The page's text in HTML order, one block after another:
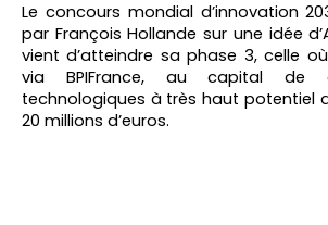
Le concours mondial d’innovation
par François Hollande sur une idée
vient d’atteindre sa phase 3, celle
via BPIFrance, au capital de
technologiques à très haut potentiel
20 millions d’euros.